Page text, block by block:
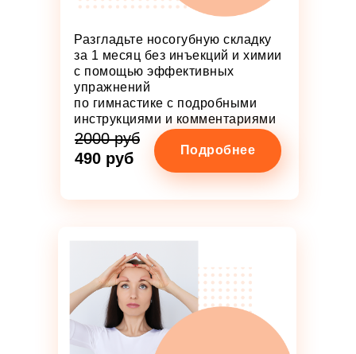
Разгладьте носогубную складку
за 1 месяц без инъекций и химии
с помощью эффективных
упражнений
по гимнастике с подробными
инструкциями и комментариями
Подробнее
2000 руб
490 руб